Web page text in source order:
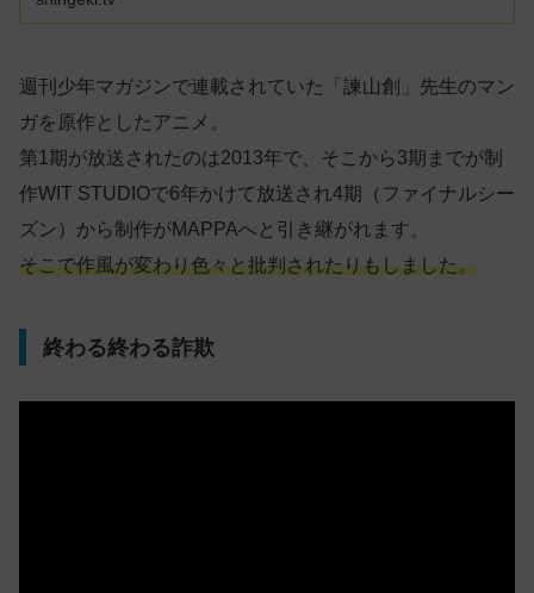
週刊少年マガジンで連載されていた「諫山創」先生のマン
ガを原作としたアニメ。
第1期が放送されたのは2013年で、そこから3期までが制
作WIT STUDIOで6年かけて放送され4期（ファイナルシー
ズン）から制作がMAPPAへと引き継がれます。
そこで作風が変わり色々と批判されたりもしました。
終わる終わる詐欺